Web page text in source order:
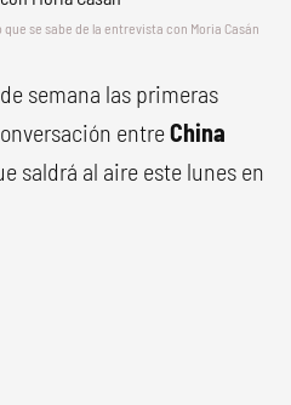
se sabe de la entrevista con Moria Casán
semana las primeras
entreChina
saldrá al aire este lunes en